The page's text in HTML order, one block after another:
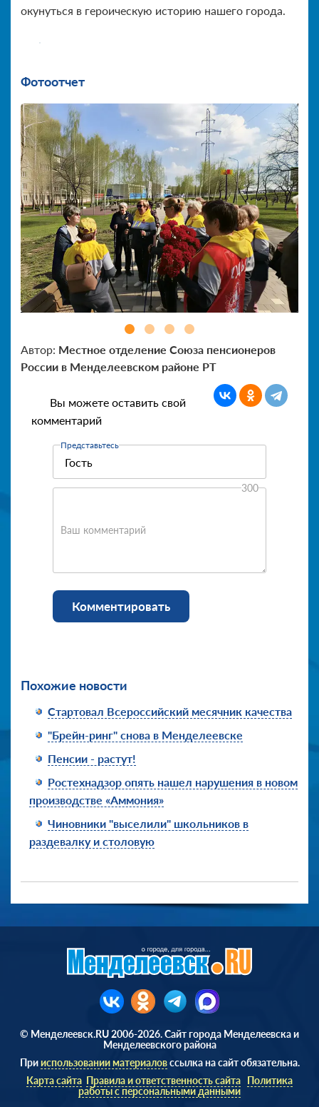
окунуться в героическую историю нашего города.
Фотоотчет
Автор: Местное отделение Союза пенсионеров
России в Менделеевском районе РТ
Вы можете оставить свой
комментарий
Представьтесь
Ваш комментарий
300
Комментировать
Похожие новости
Стартовал Всероссийский месячник качества
"Брейн-ринг" снова в Менделеевске
Пенсии - растут!
Ростехнадзор опять нашел нарушения в новом
производстве «Аммония»
Чиновники "выселили" школьников в
раздевалку и столовую
© Менделеевск.RU 2006-2026. Сайт города Менделеевска и
Менделеевского района
Прииспользовании материаловссылка на сайт обязательна.
Карта сайта Правила и ответственность сайта Политика
работы с персональными данными